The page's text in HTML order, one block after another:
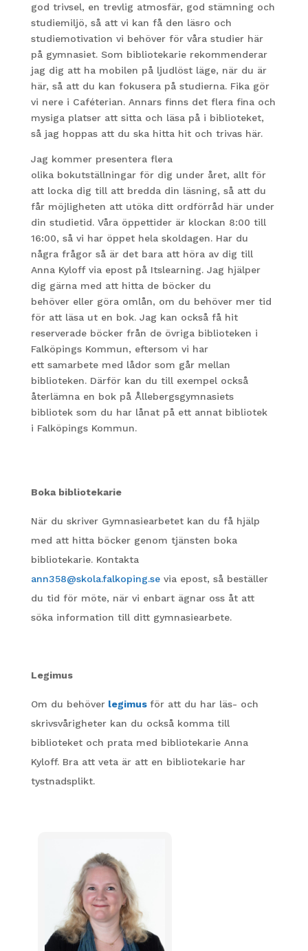
god trivsel, en trevlig atmosfär, god stämning och
studiemiljö, så att vi kan få den läsro och
studiemotivation vi behöver för våra studier här
på gymnasiet. Som bibliotekarie rekommenderar
jag dig att ha mobilen på ljudlöst läge, när du är
här, så att du kan fokusera på studierna. Fika gör
vi nere i Caféterian. Annars finns det flera fina och
mysiga platser att sitta och läsa på i biblioteket,
så jag hoppas att du ska hitta hit och trivas här.
Jag kommer presentera flera
olika bokutställningar för dig under året, allt för
att locka dig till att bredda din läsning, så att du
får möjligheten att utöka ditt ordförråd här under
din studietid. Våra öppettider är klockan 8:00 till
16:00, så vi har öppet hela skoldagen. Har du
några frågor så är det bara att höra av dig till
Anna Kyloff via epost på Itslearning. Jag hjälper
dig gärna med att hitta de böcker du
behöver eller göra omlån, om du behöver mer tid
för att läsa ut en bok. Jag kan också få hit
reserverade böcker från de övriga biblioteken i
Falköpings Kommun, eftersom vi har
ett samarbete med lådor som går mellan
biblioteken. Därför kan du till exempel också
återlämna en bok på Ållebergsgymnasiets
bibliotek som du har lånat på ett annat bibliotek
i Falköpings Kommun.
Boka bibliotekarie
När du skriver Gymnasiearbetet kan du få hjälp
med att hitta böcker genom tjänsten boka
bibliotekarie. Kontakta
ann358@skola.falkoping.sevia epost, så beställer
du tid för möte, när vi enbart ägnar oss åt att
söka information till ditt gymnasiearbete.
Legimus
Om du behöver legimus för att du har läs- och
skrivsvårigheter kan du också komma till
biblioteket och prata med bibliotekarie Anna
Kyloff. Bra att veta är att en bibliotekarie har
tystnadsplikt.